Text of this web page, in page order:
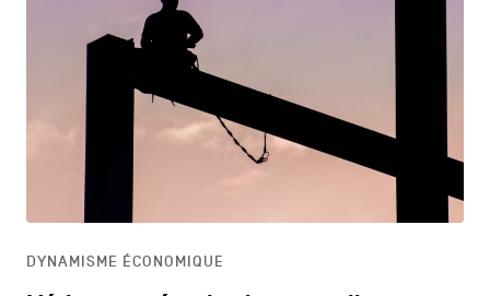
EN
ECOLOGIE
EDUCATION
HORECA
LIFESTYLE
DYNAMISME ÉCONOMIQUE